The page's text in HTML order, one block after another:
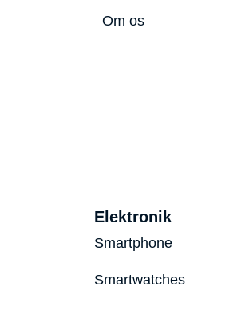
Om os
Elektronik
Smartphone
Smartwatches